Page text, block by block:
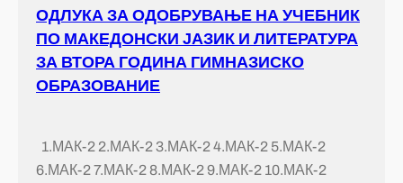
ОДЛУКА ЗА ОДОБРУВАЊЕ НА УЧЕБНИК
ПО МАКЕДОНСКИ ЈАЗИК И ЛИТЕРАТУРА
ЗА ВТОРА ГОДИНА ГИМНАЗИСКО
ОБРАЗОВАНИЕ
1.МАК-2 2.МАК-2 3.МАК-2 4.МАК-2 5.МАК-2
6.МАК-2 7.МАК-2 8.МАК-2 9.МАК-2 10.МАК-2